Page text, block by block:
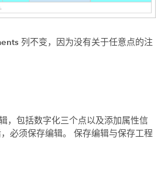
列不变，因为没有关于任意点的注
，包括数字化三个点以及添加属性信
必须保存编辑。 保存编辑与保存工程